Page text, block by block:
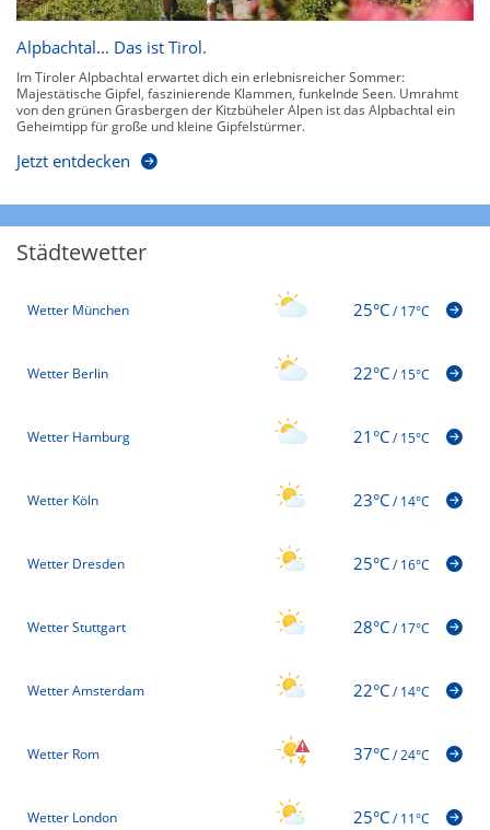
Alpbachtal… Das ist Tirol.
Im Tiroler Alpbachtal erwartet dich ein erlebnisreicher Sommer:
Majestätische Gipfel, faszinierende Klammen, funkelnde Seen. Umrahmt
von den grünen Grasbergen der Kitzbüheler Alpen ist das Alpbachtal ein
Geheimtipp für große und kleine Gipfelstürmer.
Jetzt entdecken
Städtewetter
Wetter München 25°C/17°C
Wetter Berlin 22°C/15°C
Wetter Hamburg 21°C/15°C
Wetter Köln 23°C/14°C
Wetter Dresden 25°C/16°C
Wetter Stuttgart 28°C/17°C
Wetter Amsterdam 22°C/14°C
Wetter Rom 37°C/24°C
Wetter London 25°C/11°C